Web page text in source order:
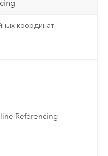
координат
Referencing